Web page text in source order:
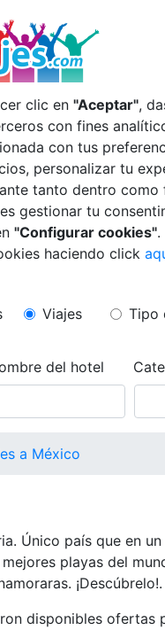
clic en"Aceptar",
con fines
con tus
personalizar tu
tanto dentro
gestionar tu
"Configurar cookies".
haciendo click
Viajes Tipo
del hotel
a México
Único país que en
playas del
¡Descúbrelo!.
disponibles ofertas